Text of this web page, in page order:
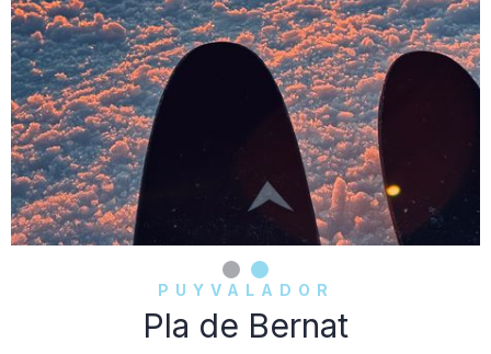
PUYVALADOR
Pla de Bernat